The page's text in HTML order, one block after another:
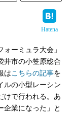
Hatena
ーミュラ大会」
井市の小笠原総合
はこちらの記事を
ルの小型レーシン
けで行われる。あ
企業になった」と